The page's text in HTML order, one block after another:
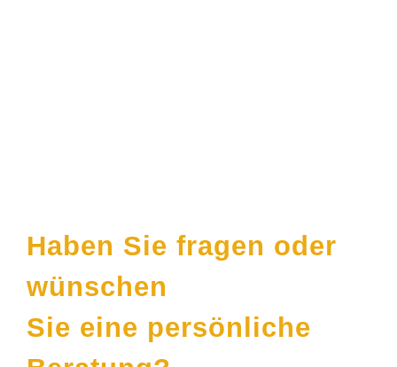
Haben Sie fragen oder
wünschen
Sie eine persönliche